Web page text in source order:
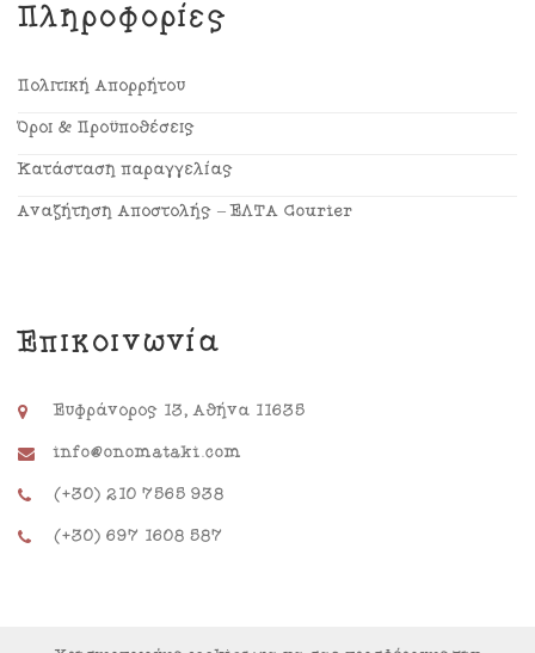
Πληροφορίες
Πολιτική Απορρήτου
Όροι & Προϋποθέσεις
Κατάσταση παραγγελίας
Αναζήτηση Αποστολής – ΕΛΤΑ Courier
Επικοινωνία
Ευφράνορος 13, Αθήνα 11635
info@onomataki.com
(+30) 210 7565 938
(+30) 697 1608 587